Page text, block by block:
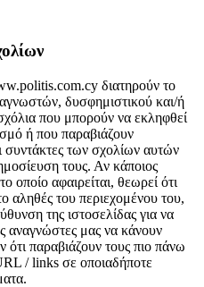
διατηρούν το
δυσφημιστικού και/ή
που μπορούν να εκληφθεί
ή που παραβιάζουν
των σχολίων αυτών
τους. Αν κάποιος
οποίο αφαιρείται, θεωρεί ότι
αληθές του περιεχομένου του,
της ιστοσελίδας για να
αναγνώστες μας να κάνουν
παραβιάζουν τους πιο πάνω
/ links σε οποιαδήποτε